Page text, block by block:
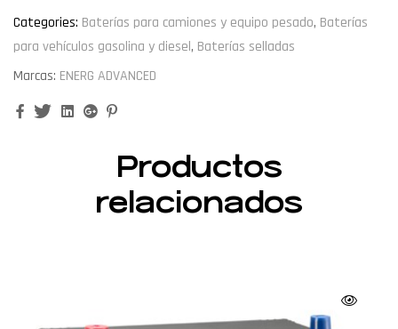
Categories: Baterías para camiones y equipo pesado, Baterías
para vehículos gasolina y diesel, Baterías selladas
Marcas: ENERG ADVANCED
FacebookTwitterLinkedinGoogle+
Productos
relacionados